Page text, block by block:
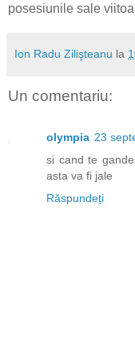
posesiunile sale
Ion Radu Zilişteanu la
Un comentariu:
olympia 23
si cand te
asta va fi jale
Răspundeți